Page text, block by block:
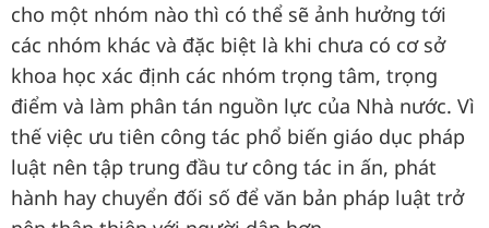
cho một nhóm nào thì có thể sẽ ảnh hưởng tới
các nhóm khác và đặc biệt là khi chưa có cơ sở
khoa học xác định các nhóm trọng tâm, trọng
điểm và làm phân tán nguồn lực của Nhà nước. Vì
thế việc ưu tiên công tác phổ biến giáo dục pháp
luật nên tập trung đầu tư công tác in ấn, phát
hành hay chuyển đối số để văn bản pháp luật trở